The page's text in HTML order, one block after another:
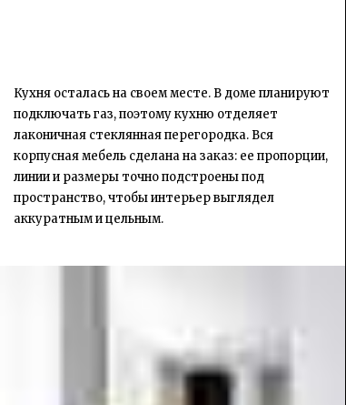
Кухня осталась на своем месте. В доме планируют
подключать газ, поэтому кухню отделяет
лаконичная стеклянная перегородка. Вся
корпусная мебель сделана на заказ: ее пропорции,
линии и размеры точно подстроены под
пространство, чтобы интерьер выглядел
аккуратным и цельным.